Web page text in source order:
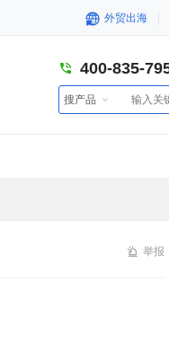
外贸出海
400-835-
搜产品
举报